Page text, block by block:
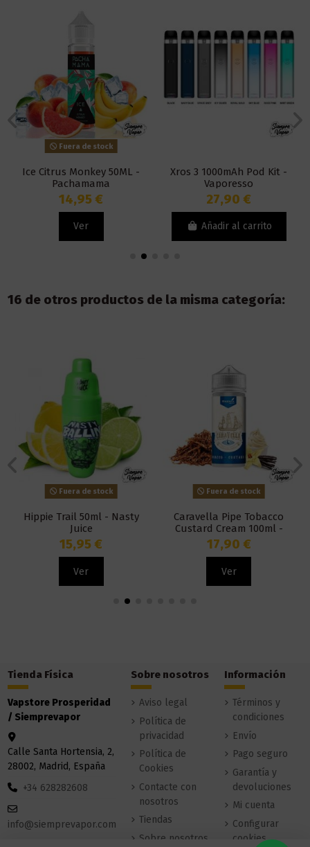
Fuera de stock
Ice Citrus Monkey 50ML -
Pachamama
14,95 €
Ver
Xros 3 1000mAh Pod Kit -
Vaporesso
27,90 €
Añadir al carrito
16 de otros productos de la misma categoría:
Fuera de stock
Hippie Trail 50ml - Nasty
Juice
15,95 €
Ver
Fuera de stock
Caravella Pipe Tobacco
Custard Cream 100ml -
Omerta
17,90 €
Ver
Tienda Física
Vapstore Prosperidad
/ Siemprevapor
Calle Santa Hortensia, 2,
28002, Madrid, España
+34 628282608
info@siemprevapor.com
Sobre nosotros
Aviso legal
Política de
privacidad
Política de
Cookies
Contacte con
nosotros
Tiendas
Sobre nosotros
Información
Términos y
condiciones
Envío
Pago seguro
Garantía y
devoluciones
Mi cuenta
Configurar
cookies